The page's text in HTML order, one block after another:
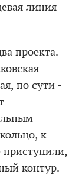
линия
проекта.
по сути -
к
приступили,
контур.